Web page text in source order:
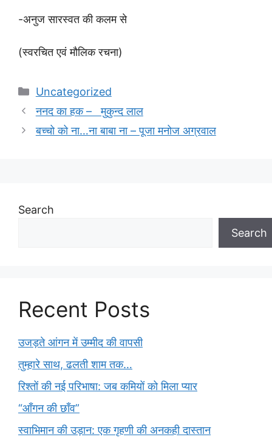
-अनुज सारस्वत की कलम से
(स्वरचित एवं मौलिक रचना)
Categories
Uncategorized
ननद का हक – मुकुन्द लाल
बच्चो को ना…ना बाबा ना – पूजा मनोज अग्रवाल
Search
Search
Recent Posts
उजड़ते आंगन में उम्मीद की वापसी
तुम्हारे साथ, ढलती शाम तक…
रिश्तों की नई परिभाषा: जब कमियों को मिला प्यार
“आँगन की छाँव”
स्वाभिमान की उड़ान: एक गृहणी की अनकही दास्तान